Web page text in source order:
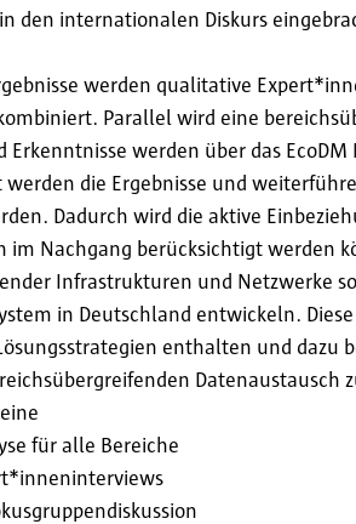
den internationalen Diskurs
werden qualitative
Parallel wird eine
Erkenntnisse werden über das
die Ergebnisse und
Dadurch wird die aktive
im Nachgang berücksichtigt werden
Infrastrukturen und Netzwerke
in Deutschland entwickeln.
enthalten und
Datenaustausch
für alle Bereiche